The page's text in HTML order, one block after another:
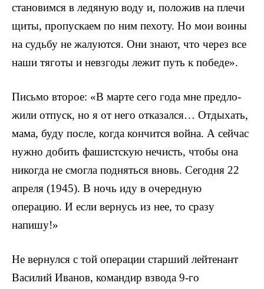
становимся в ледяную воду и, поло­жив на плечи
щиты, пропускаем по ним пехоту. Но мои воины
на судьбу не жалуются. Они знают, что через все
наши тяготы и невзгоды лежит путь к победе».
Письмо второе: «В марте сего года мне предло­
жили отпуск, но я от него отказался… Отдыхать,
мама, буду после, когда кончится война. А сейчас
нужно до­бить фашистскую нечисть, чтобы она
никогда не смог­ла подняться вновь. Сегодня 22
апреля (1945). В ночь иду в очередную
операцию. И если вернусь из нее, то сразу
напишу!»
Не вернулся с той операции старший лейтенант
Васи­лий Иванов, командир взвода 9-го